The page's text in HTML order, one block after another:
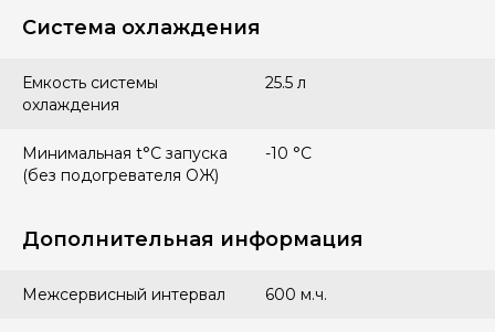
Система охлаждения
Емкость системы
охлаждения
25.5 л
Минимальная t°С запуска
(без подогревателя ОЖ)
-10 °С
Дополнительная информация
Межсервисный интервал 600 м.ч.